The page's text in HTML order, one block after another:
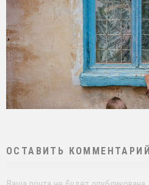
ОСТАВИТЬ КОММЕНТАРИЙ